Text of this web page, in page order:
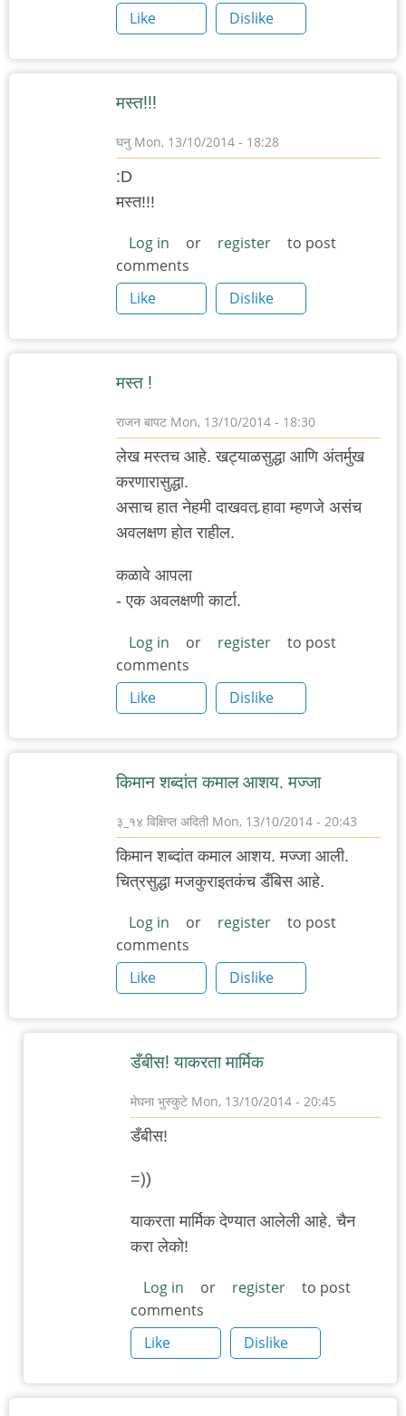
Like Dislike
मस्त!!!
घनु Mon, 13/10/2014 - 18:28
:D
मस्त!!!
Log in or register
to post
comments
Like
Dislike
मस्त !
राजन बापट Mon, 13/10/2014 - 18:30
लेख मस्तच आहे. खट्याळसुद्धा आणि अंतर्मुख
करणारासुद्धा.
असाच हात नेहमी दाखवत र्‍हावा म्हणजे असंच
अवलक्षण होत राहील.
कळावे आपला
- एक अवलक्षणी कार्टा.
Log in or register
to post
comments
Like
Dislike
किमान शब्दांत कमाल आशय. मज्जा
३_१४ विक्षिप्त अदिती Mon, 13/10/2014 - 20:43
किमान शब्दांत कमाल आशय. मज्जा आली.
चित्रसुद्धा मजकुराइतकंच डँबिस आहे.
Log in or register
to post
comments
Like
Dislike
डँबीस! याकरता मार्मिक
मेघना भुस्कुटे Mon, 13/10/2014 - 20:45
In
to
शब्दांत
कमाल
मज्जा
by
३_१४
अदिती
डँबीस!
=))
याकरता मार्मिक देण्यात आलेली आहे. चैन
करा लेको!
Log in or register
to post
comments
Like
Dislike